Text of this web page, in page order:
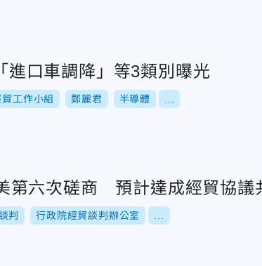
口車調降」等3類別曝光
工作小組 鄭麗君 半導體
第六次磋商 預計達成經貿協議
判 行政院經貿談判辦公室